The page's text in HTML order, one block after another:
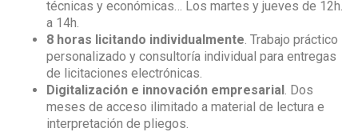
técnicas y económicas… Los martes y jueves de 12h.
a 14h.
8 horas licitando individualmente . Trabajo práctico
personalizado y consultoría individual para entregas
de licitaciones electrónicas.
Digitalización e innovación empresarial . Dos
meses de acceso ilimitado a material de lectura e
interpretación de pliegos.